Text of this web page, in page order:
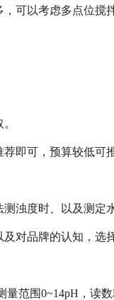
可以考虑多点位搅
即可，预算较低可
浊度时、以及测定
对品牌的认知，选
范围0~14pH，读